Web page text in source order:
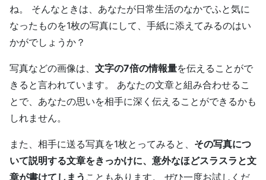
ね。 そんなときは、あなたが日常生活のなかでふと気に
なったものを1枚の写真にして、手紙に添えてみるのはい
かがでしょうか？
写真などの画像は、 文字の7倍の情報量を伝えることがで
きると言われています。 あなたの文章と組み合わせるこ
とで、あなたの思いを相手に深く伝えることができるかも
しれません。
また、相手に送る写真を1枚とってみると、 その写真につ
いて説明する文章をきっかけに、意外なほどスラスラと文
章が書けてしまう こともあります。 ぜひ一度お試しくだ